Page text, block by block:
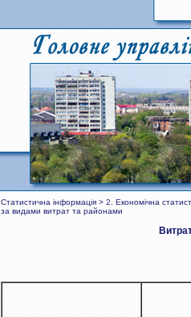
Статистична інформація > 2. Економічна
за видами витрат та районами